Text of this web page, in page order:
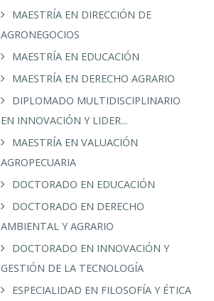
MAESTRÍA EN DIRECCIÓN DE
AGRONEGOCIOS
MAESTRÍA EN EDUCACIÓN
MAESTRÍA EN DERECHO AGRARIO
DIPLOMADO MULTIDISCIPLINARIO
EN INNOVACIÓN Y LIDER...
MAESTRÍA EN VALUACIÓN
AGROPECUARIA
DOCTORADO EN EDUCACIÓN
DOCTORADO EN DERECHO
AMBIENTAL Y AGRARIO
DOCTORADO EN INNOVACIÓN Y
GESTIÓN DE LA TECNOLOGÍA
ESPECIALIDAD EN FILOSOFÍA Y ÉTICA